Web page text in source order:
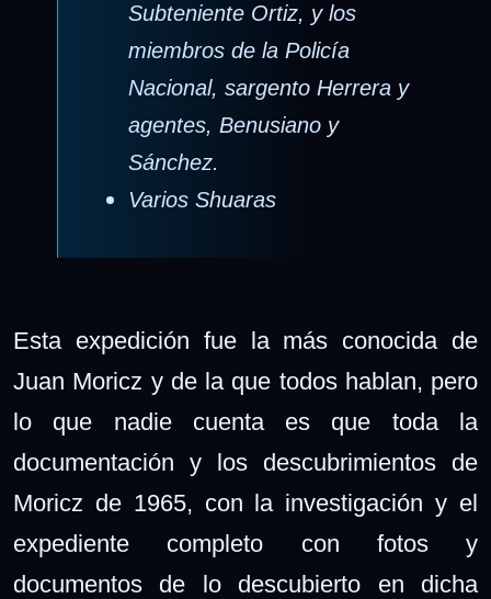
Subteniente Ortiz, y los
miembros de la Policía
Nacional, sargento Herrera y
agentes, Benusiano y
Sánchez.
Varios Shuaras
Esta expedición fue la más conocida de
Juan Moricz y de la que todos hablan, pero
lo que nadie cuenta es que toda la
documentación y los descubrimientos de
Moricz de 1965, con la investigación y el
expediente completo con fotos y
documentos de lo descubierto en dicha